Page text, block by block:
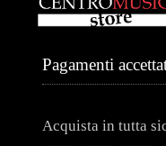
Pagamenti
Acquista in tutta